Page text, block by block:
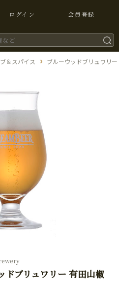
ログイン 会員登録
＆スパイス ブルーウッドブリュワリ
ドブリュワリー 有田山椒